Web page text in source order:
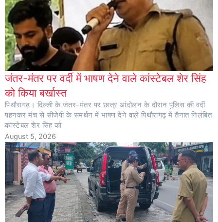
जंतर-मंतर पर वर्दी में भाषण देने वाले कांस्टेबल शेर सिंह
को किया बर्खास्त
पिथौरागढ़। दिल्ली के जंतर-मंतर पर छात्र आंदोलन के दौरान पुलिस की वर्दी
पहनकर मंच से सीजेपी के समर्थन में भाषण देने वाले पिथौरागढ़ में तैनात निलंबित
कांस्टेबल शेर सिंह को
August 5, 2026